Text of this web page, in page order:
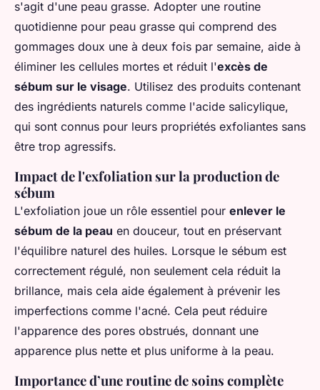
s'agit d'une peau grasse. Adopter une routine
quotidienne pour peau grasse qui comprend des
gommages doux une à deux fois par semaine, aide à
éliminer les cellules mortes et réduit l'excès de
sébum sur le visage. Utilisez des produits contenant
des ingrédients naturels comme l'acide salicylique,
qui sont connus pour leurs propriétés exfoliantes sans
être trop agressifs.
Impact de l'exfoliation sur la production de
sébum
L'exfoliation joue un rôle essentiel pour enlever le
sébum de la peau en douceur, tout en préservant
l'équilibre naturel des huiles. Lorsque le sébum est
correctement régulé, non seulement cela réduit la
brillance, mais cela aide également à prévenir les
imperfections comme l'acné. Cela peut réduire
l'apparence des pores obstrués, donnant une
apparence plus nette et plus uniforme à la peau.
Importance d’une routine de soins complète